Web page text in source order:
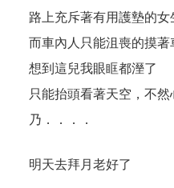
路上充斥著有用護墊的
而車內人只能沮喪的摸
想到這兒我眼眶都溼了
只能抬頭看著天空，不
乃．．．．
明天去拜月老好了